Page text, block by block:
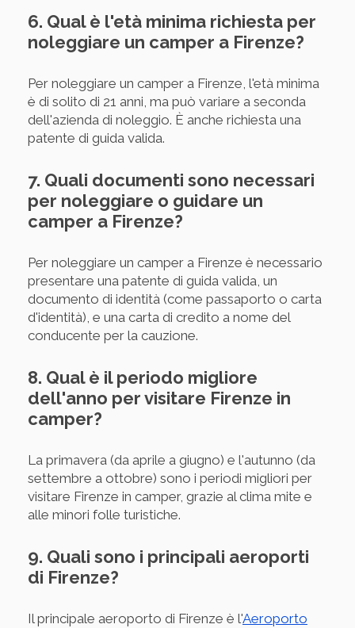
6. Qual è l'età minima richiesta per
noleggiare un camper a Firenze?
Per noleggiare un camper a Firenze, l'età minima
è di solito di 21 anni, ma può variare a seconda
dell'azienda di noleggio. È anche richiesta una
patente di guida valida.
7. Quali documenti sono necessari
per noleggiare o guidare un
camper a Firenze?
Per noleggiare un camper a Firenze è necessario
presentare una patente di guida valida, un
documento di identità (come passaporto o carta
d'identità), e una carta di credito a nome del
conducente per la cauzione.
8. Qual è il periodo migliore
dell'anno per visitare Firenze in
camper?
La primavera (da aprile a giugno) e l'autunno (da
settembre a ottobre) sono i periodi migliori per
visitare Firenze in camper, grazie al clima mite e
alle minori folle turistiche.
9. Quali sono i principali aeroporti
di Firenze?
Il principale aeroporto di Firenze è l'Aeroporto